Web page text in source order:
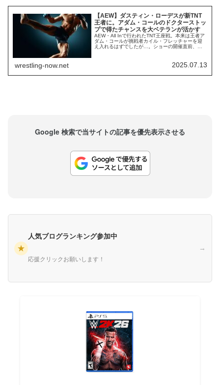
【AEW】ダスティン・ローデスが新TNT
王者に。アダム・コールのドクターストッ
プで得たチャンスを大ベテランが活かす
AEW・All Inで行われたTNT王座戦。本来は王者ア
ダム・コールが挑戦者カイル・フレッチャーを迎
え入れるはずでしたが…。ショーの開催直前、
ガルシア＆サミー・ゲバラ、そしてゲバラのタッ
グパートナーである大ベテランのダスティン・ロ
wrestling-now.net 2025.07.13
Google 検索で当サイトの記事を優先表示させる
★
人気ブログランキング参加中
応援クリックお願いします！
→